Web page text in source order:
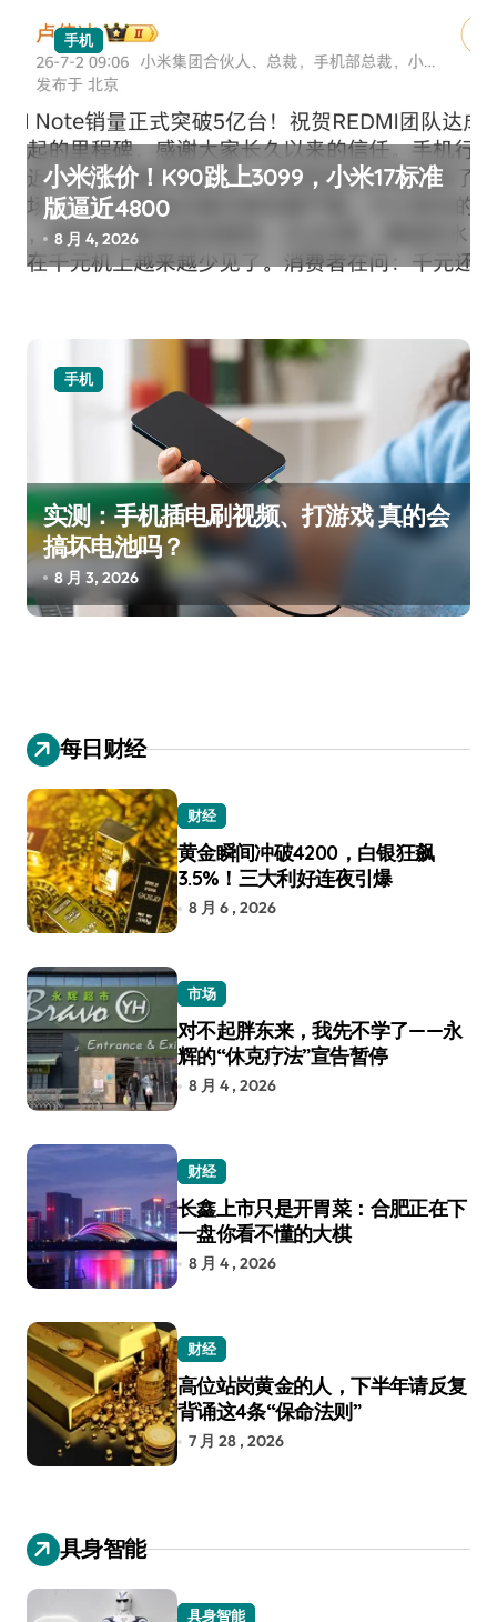
手机
小米涨价！K90跳上3099，小米17标准
版逼近4800
8 月 4, 2026
手机
实测：手机插电刷视频、打游戏 真的会
搞坏电池吗？
8 月 3, 2026
每日财经
财经
黄金瞬间冲破4200，白银狂飙
3.5%！三大利好连夜引爆
8 月 6 , 2026
市场
对不起胖东来，我先不学了——永
辉的“休克疗法”宣告暂停
8 月 4 , 2026
财经
长鑫上市只是开胃菜：合肥正在下
一盘你看不懂的大棋
8 月 4 , 2026
财经
高位站岗黄金的人，下半年请反复
背诵这4条“保命法则”
7 月 28 , 2026
具身智能
具身智能